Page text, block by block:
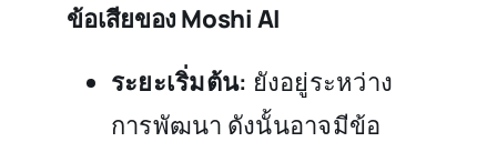
ข้อเสียของ Moshi AI
ระยะเริ่มต้น: ยังอยู่ระหว่าง
การพัฒนา ดังนั้นอาจมีข้อ